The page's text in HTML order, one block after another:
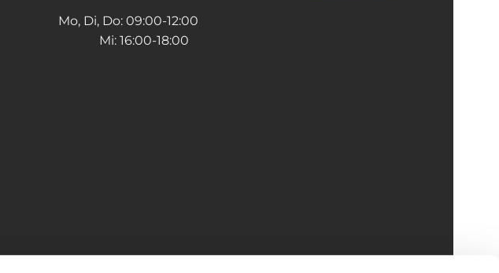
Mo, Di, Do: 09:00-12:00
Mi: 16:00-18:00